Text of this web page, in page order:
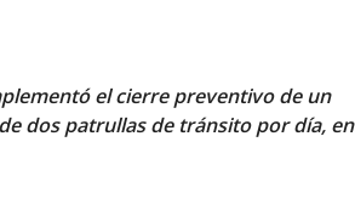
el cierre preventivo de un
dos patrullas de tránsito por día, en